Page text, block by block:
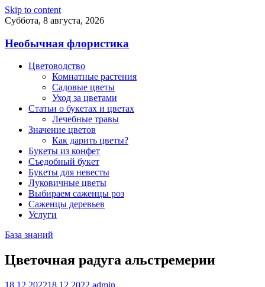
Skip to content
Суббота, 8 августа, 2026
Необычная флористика
Цветоводство
Комнатные растения
Садовые цветы
Уход за цветами
Статьи о букетах и цветах
Лечебные травы
Значение цветов
Как дарить цветы?
Букеты из конфет
Съедобный букет
Букеты для невесты
Луковичные цветы
Выбираем саженцы роз
Саженцы деревьев
Услуги
База знаний
Цветочная радуга альстремерии